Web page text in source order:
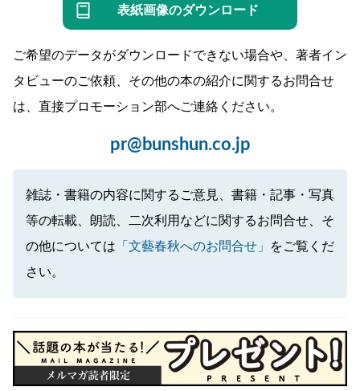
表紙画像のダウンロード
ご希望のデータがダウンロードできない場合や、著者イン
タビューのご依頼、その他の本の紹介に関するお問合せ
は、直接プロモーション部へご連絡ください。
pr@bunshun.co.jp
雑誌・書籍の内容に関するご意見、書籍・記事・写真
等の転載、朗読、二次利用などに関するお問合せ、そ
の他については 「文藝春秋へのお問合せ」
をご覧くだ
さい。